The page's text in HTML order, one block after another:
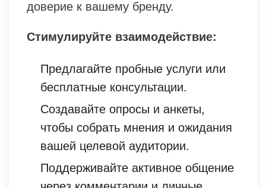
доверие к вашему бренду.
Стимулируйте взаимодействие:
Предлагайте пробные услуги или
бесплатные консультации.
Создавайте опросы и анкеты,
чтобы собрать мнения и ожидания
вашей целевой аудитории.
Поддерживайте активное общение